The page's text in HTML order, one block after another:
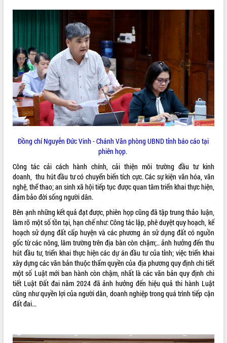
vụ 6 tháng cuối năm 2026
Kỳ họp thứ Hai, Hội đồng nhân dân
tỉnh khóa XI quyết nghị nhiều nội dung
quan trọng
Bí thư Tỉnh ủy Lương Nguyễn Minh
Triết thăm, tặng quà người có công với
cách mạng
Rà soát, hoàn thiện hệ thống thiết chế
văn hóa, thể thao đáp ứng yêu cầu
phát triển mới
Thường trực HĐND tỉnh Đắk Lắk gặp
mặt Đoàn chuyên gia y tế TP. Hồ Chí
tại Nghĩa trang Liệt sĩ xã Sơn Hòa
Bàn giải pháp tháo gỡ khó khăn trong
xuất khẩu sầu riêng và triển khai quy
Thứ trưởng Bộ Nông nghiệp và Môi
trường Nguyễn Hoàng Hiệp khảo sát
vùng trồng và doanh nghiệp đóng gói
sầu riêng tại Đắk Lắk
Trình diễn nghệ thuật chế biến các
món ăn từ sầu riêng
Đắk Lắk công bố Quy hoạch và xúc
tiến đầu tư tỉnh
Ngành cá ngừ Đắk Lắk chủ động thích
phá cơ chế - Hợp tác công tư
LIÊN KẾT WEB
Hôm nay: 23003
Tất cả:
66035743
Đồng chí Nguyễn Đức Vinh - Chánh Văn phòng UBND tỉnh báo cáo tại
phiên họp.
Công tác cải cách hành chính, cải thiện môi trường đầu tư kinh
doanh, thu hút đầu tư có chuyển biến tích cực. Các sự kiện văn hóa, văn
nghệ, thể thao; an sinh xã hội tiếp tục được quan tâm triển khai thực hiện,
đảm bảo đời sống người dân.
Bên ạnh những kết quả đạt được, phiên họp cũng đã tập trung thảo luận,
làm rõ một số tồn tại, hạn chế như: Công tác lập, phê duyệt quy hoạch, kế
hoạch sử dụng đất cấp huyện và các phương án sử dụng đất có nguồn
gốc từ các nông, lâm trường trên địa bàn còn chậm;.. ảnh hưởng đến thu
hút đầu tư, triển khai thực hiện các dự án đầu tư của tỉnh; việc triển khai
xây dựng các văn bản thuộc thẩm quyền của địa phương quy định chi tiết
một số Luật mới ban hành còn chậm, nhất là các văn bản quy định chi
tiết Luật Đất đai năm 2024 đã ảnh hưởng đến hiệu quả thi hành Luật
cũng như quyền lợi của người dân, doanh nghiệp trong quá trình tiếp cận
đất đai...